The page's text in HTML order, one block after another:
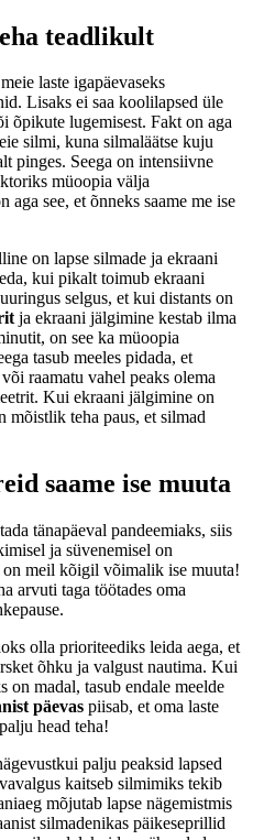
teadlikult
laste igapäevaseks
Lisaks ei saa koolilapsed üle
õpikute lugemisest. Fakt on aga
silmi, kuna silmaläätse kuju
pinges. Seega on intensiivne
müoopia välja
aga see, et õnneks saame me ise
on lapse silmade ja ekraani
kui pikalt toimub ekraani
selgus, et kui distants on
ja ekraani jälgimine kestab ilma
on see ka müoopia
tasub meeles pidada, et
raamatu vahel peaks olema
Kui ekraani jälgimine on
mõistlik teha paus, et silmad
saame ise muuta
tänapäeval pandeemiaks, siis
ja süvenemisel on
meil kõigil võimalik ise muuta!
arvuti taga töötades oma
olla prioriteediks leida aega, et
õhku ja valgust nautima. Kui
on madal, tasub endale meelde
päevas piisab, et oma laste
head teha!
kui palju peaksid lapsed
kaitseb silmimiks tekib
mõjutab lapse nägemistmis
silmadenikas päikeseprillid